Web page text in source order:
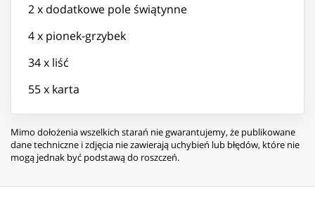
2 x dodatkowe pole świątynne
4 x pionek-grzybek
34 x liść
55 x karta
Mimo dołożenia wszelkich starań nie gwarantujemy, że publikowane
dane techniczne i zdjęcia nie zawierają uchybień lub błędów, które nie
mogą jednak być podstawą do roszczeń.